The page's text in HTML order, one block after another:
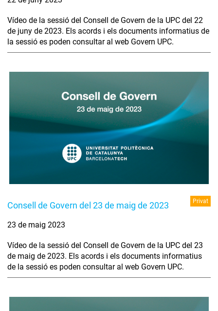
Vídeo de la sessió del Consell de Govern de la UPC del 22
de juny de 2023. Els acords i els documents informatius de
la sessió es poden consultar al web Govern UPC.
Consell de Govern del 23 de maig de 2023 Privat
23 de maig 2023
Vídeo de la sessió del Consell de Govern de la UPC del 23
de maig de 2023. Els acords i els documents informatius
de la sessió es poden consultar al web Govern UPC.